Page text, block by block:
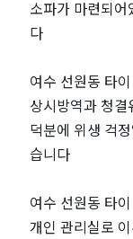
소파가 마련되
다
여수 선원동 타
상시방역과 청
덕분에 위생 걱
습니다
여수 선원동 타
개인 관리실로